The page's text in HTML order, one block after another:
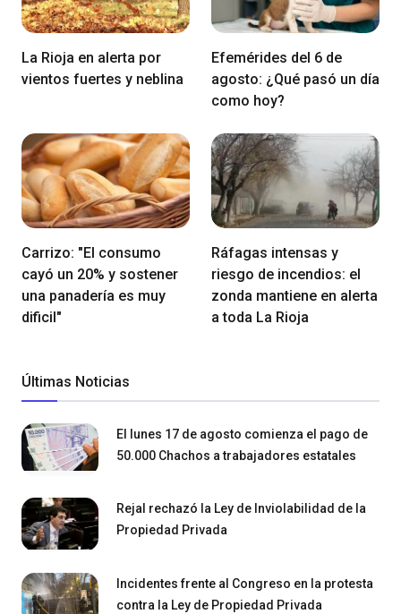
La Rioja en alerta por
vientos fuertes y neblina
Efemérides del 6 de
agosto: ¿Qué pasó un día
como hoy?
Carrizo: "El consumo
cayó un 20% y sostener
una panadería es muy
dificil"
Ráfagas intensas y
riesgo de incendios: el
zonda mantiene en alerta
a toda La Rioja
Últimas Noticias
El lunes 17 de agosto comienza el pago de
50.000 Chachos a trabajadores estatales
Rejal rechazó la Ley de Inviolabilidad de la
Propiedad Privada
Incidentes frente al Congreso en la protesta
contra la Ley de Propiedad Privada